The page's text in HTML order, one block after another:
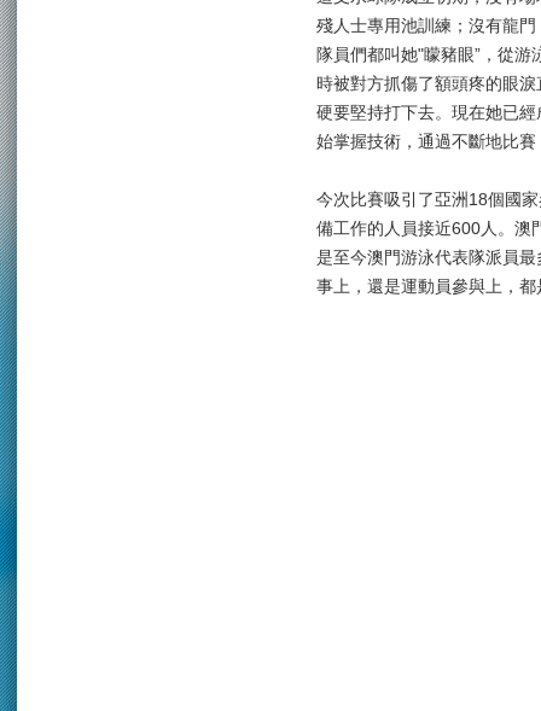
殘人士專用池訓練；沒有龍
隊員們都叫她"矇豬眼”，從
時被對方抓傷了額頭疼的眼
硬要堅持打下去。現在她已
始掌握技術，通過不斷地比
今次比賽吸引了亞洲18個國
備工作的人員接近600人。澳
是至今澳門游泳代表隊派員
事上，還是運動員參與上，